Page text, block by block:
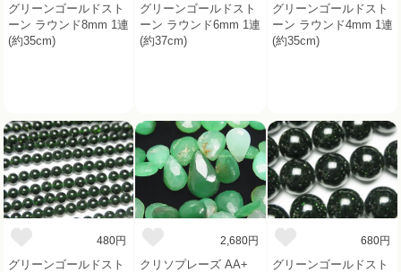
グリーンゴールドスト
ーン ラウンド8mm 1連
(約35cm)
グリーンゴールドスト
ーン ラウンド6mm 1連
(約37cm)
グリーンゴールドスト
ーン ラウンド4mm 1連
(約35cm)
480円
グリーンゴールドスト
2,680円
クリソプレーズ AA+
680円
グリーンゴールドスト